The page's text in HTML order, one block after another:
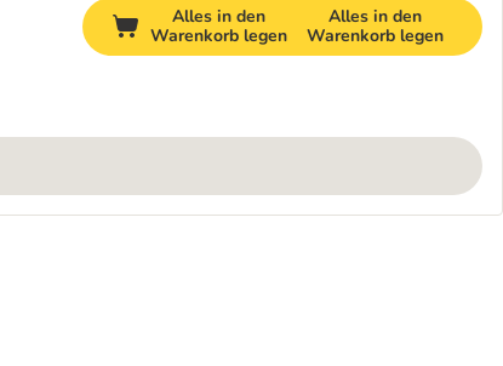
Alles in den
Warenkorb legen
Alles in den
Warenkorb legen